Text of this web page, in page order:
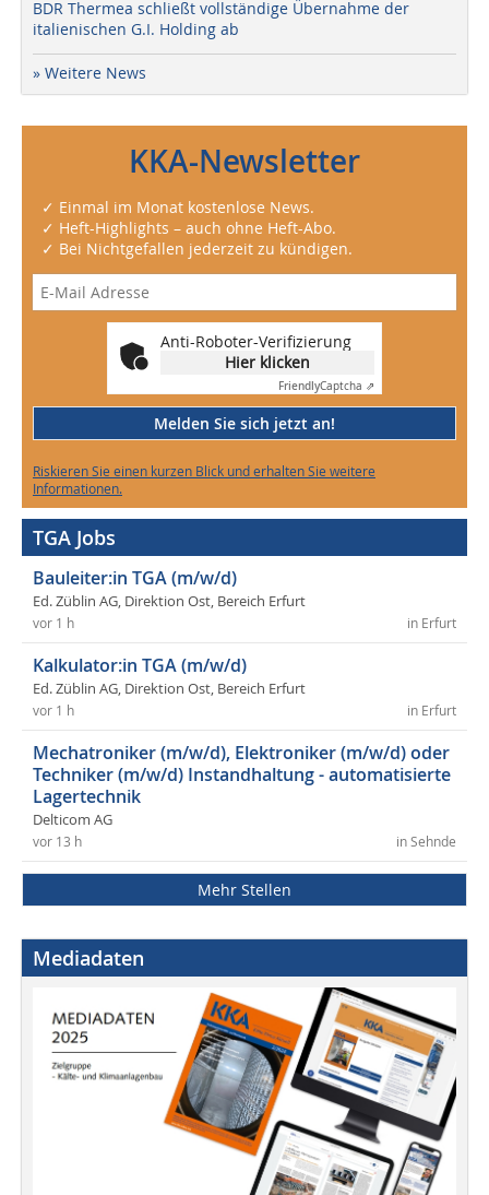
BDR Thermea schließt vollständige Übernahme der
italienischen G.I. Holding ab
» Weitere News
KKA-Newsletter
✓ Einmal im Monat kostenlose News.
✓ Heft-Highlights – auch ohne Heft-Abo.
✓ Bei Nichtgefallen jederzeit zu kündigen.
Anti-Roboter-Verifizierung
Hier klicken
FriendlyCaptcha ⇗
Melden Sie sich jetzt an!
Riskieren Sie einen kurzen Blick und erhalten Sie weitere
Informationen.
TGA Jobs
Bauleiter:in TGA (m/w/d)
Ed. Züblin AG, Direktion Ost, Bereich Erfurt
in Erfurt
vor 1 h
Kalkulator:in TGA (m/w/d)
Ed. Züblin AG, Direktion Ost, Bereich Erfurt
in Erfurt
vor 1 h
Mechatroniker (m/w/d), Elektroniker (m/w/d) oder
Techniker (m/w/d) Instandhaltung - automatisierte
Lagertechnik
Delticom AG
in Sehnde
vor 13 h
Mehr Stellen
Mediadaten